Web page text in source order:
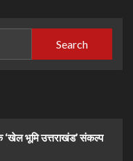
Search
‘खेल भूमि उत्तराखंड’ संकल्प